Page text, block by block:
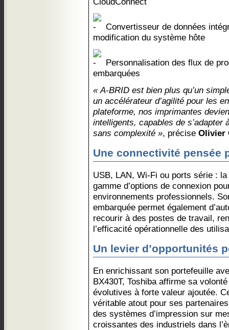
Convertisseur de données
modification du système hôte
Personnalisation des flux de
embarquées
« A-BRID est bien plus qu’un
un accélérateur d’agilité pour les
plateforme, nos imprimantes
intelligents, capables de s’adapter
sans complexité », précise Olivier
Une connectivité pensée
USB, LAN, Wi-Fi ou ports série :
gamme d’options de connexion
environnements professionnels.
embarquée permet également
recourir à des postes de travail,
l’efficacité opérationnelle des
Un levier d’opportunités
En enrichissant son portefeuille
BX430T, Toshiba affirme sa
évolutives à forte valeur ajoutée.
véritable atout pour ses
des systèmes d’impression sur
croissantes des industriels dans